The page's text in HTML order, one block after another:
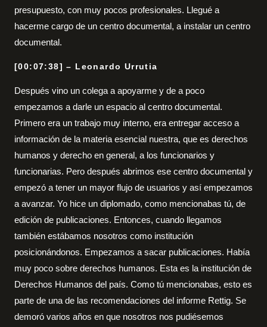
presupuesto, con muy pocos profesionales. Llegué a
hacerme cargo de un centro documental, a instalar un centro
documental.
[00:07:38] – Leonardo Urrutia
Después vino un colega a apoyarme y de a poco
empezamos a darle un espacio al centro documental.
Primero era un trabajo muy interno, era entregar acceso a
información de la materia esencial nuestra, que es derechos
humanos y derecho en general, a los funcionarios y
funcionarias. Pero después abrimos ese centro documental y
empezó a tener un mayor flujo de usuarios y así empezamos
a avanzar. Yo hice un diplomado, como mencionabas tú, de
edición de publicaciones. Entonces, cuando llegamos
también estábamos nosotros como institución
posicionándonos. Empezamos a sacar publicaciones. Había
muy poco sobre derechos humanos. Esta es la institución de
Derechos Humanos del país. Como tú mencionabas, esto es
parte de una de las recomendaciones del informe Rettig. Se
demoró varios años en que nosotros nos pudiésemos